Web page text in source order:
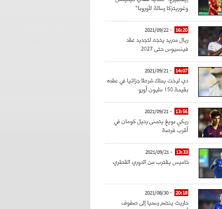
وغوريتزكا رسالة لأوروبا"
16:20
- 2021/09/22
ريال مدريد يتجه لتجديد عقد
فينسيوس حتى 2027
14:07
- 2021/09/21
دي ليخت يملك شرطا جزائيا في عقده
بقيمة 150 مليون أورو
13:56
- 2021/09/21
ريكي بويغ يتمنى رحيل كومان في
أقرب فرصة
13:33
- 2021/09/21
خاميس يقترب من الدوري القطري
20:18
- 2021/08/30
حاريث ينضم رسميا إلى صفوف